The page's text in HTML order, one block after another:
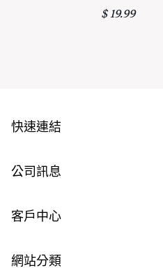
正常價格
$ 19.99
快速連結
批發商資格申請
公司訊息
聯繫我們
隱私聲明
客戶中心
註冊登入
網站分類